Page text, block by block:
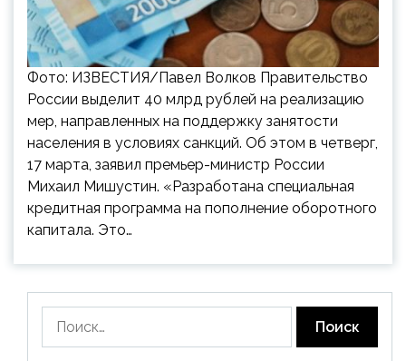
Фото: ИЗВЕСТИЯ/Павел Волков Правительство
России выделит 40 млрд рублей на реализацию
мер, направленных на поддержку занятости
населения в условиях санкций. Об этом в четверг,
17 марта, заявил премьер-министр России
Михаил Мишустин. «Разработана специальная
кредитная программа на пополнение оборотного
капитала. Это…